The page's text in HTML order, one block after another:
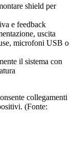
shield per
e feedback
uscita
microfoni USB o
il sistema con
collegamenti
(Fonte: